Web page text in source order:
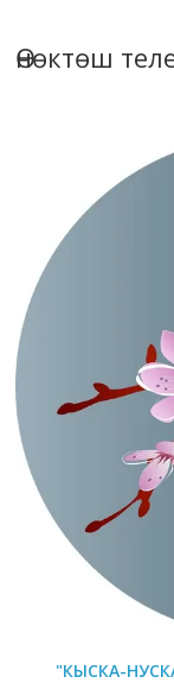
Өнөктөш
"КЫСКА-